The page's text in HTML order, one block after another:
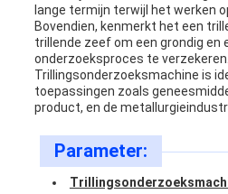
lange termijn terwijl het werken
Bovendien, kenmerkt het een
trillende zeef om een grondig en
onderzoeksproces te
Trillingsonderzoeksmachine is
toepassingen zoals
product, en de
Parameter: